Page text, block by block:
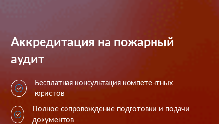
Аккредитация на пожарный
аудит
Бесплатная консультация компетентных
юристов
Полное сопровождение подготовки и подачи
документов